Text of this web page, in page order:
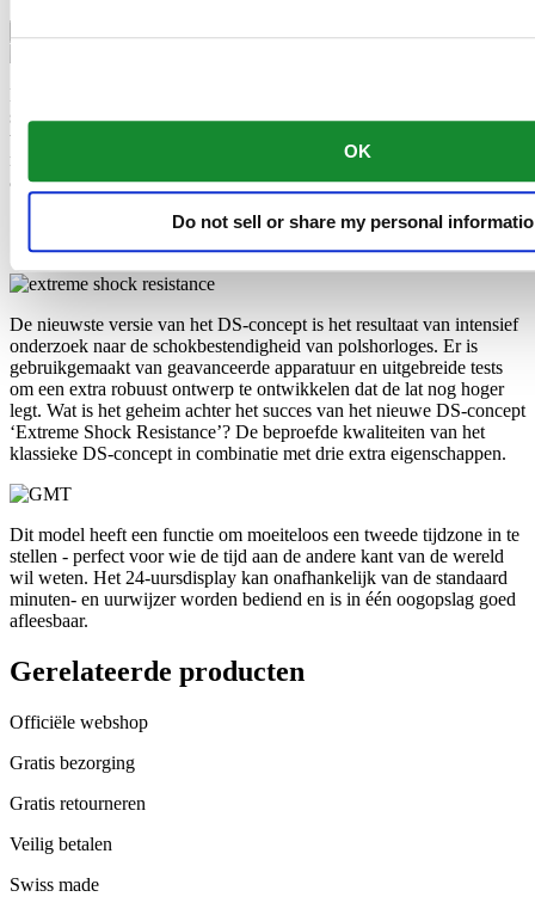
OK
Do not sell or share my personal
Dit model heeft een functie om moeiteloos een tweede tijdzone in te
stellen - perfect voor wie de tijd aan de andere kant van de wereld
wil weten. Het 24-uursdisplay kan onafhankelijk van de standaard
minuten- en uurwijzer worden bediend en is in één oogopslag goed
afleesbaar.
Extreme Shock Resistance
De nieuwste versie van het DS-concept is het resultaat van intensief
onderzoek naar de schokbestendigheid van polshorloges. Er is
gebruikgemaakt van geavanceerde apparatuur en uitgebreide tests
om een extra robuust ontwerp te ontwikkelen dat de lat nog hoger
legt. Wat is het geheim achter het succes van het nieuwe DS-concept
‘Extreme Shock Resistance’? De beproefde kwaliteiten van het
klassieke DS-concept in combinatie met drie extra eigenschappen.
Dit model heeft een functie om moeiteloos een tweede tijdzone in te
stellen - perfect voor wie de tijd aan de andere kant van de wereld
wil weten. Het 24-uursdisplay kan onafhankelijk van de standaard
minuten- en uurwijzer worden bediend en is in één oogopslag goed
afleesbaar.
Gerelateerde producten
Officiële webshop
Gratis bezorging
Gratis retourneren
Veilig betalen
Swiss made